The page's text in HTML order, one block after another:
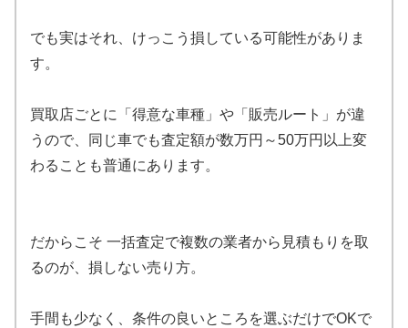
でも実はそれ、けっこう損している可能性がありま
す。
買取店ごとに「得意な車種」や「販売ルート」が違
うので、同じ車でも査定額が数万円～50万円以上変
わることも普通にあります。
だからこそ 一括査定で複数の業者から見積もりを取
るのが、損しない売り方。
手間も少なく、条件の良いところを選ぶだけでOKで